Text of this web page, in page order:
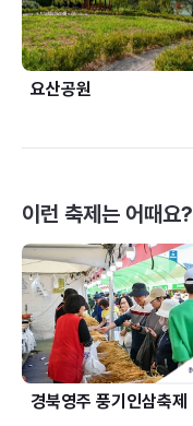
요산공원
이런 축제는 어때요?
경북영주 풍기인삼축제